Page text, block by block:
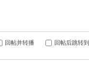
回帖并转播 回帖后跳转